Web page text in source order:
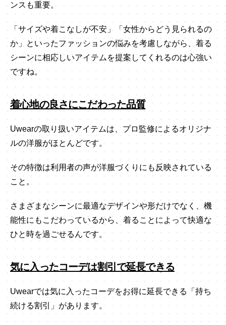
ンスも重要。
「サイズや着こなしが不安」「女性からどう見られるの
か」といったファッションの悩みを考慮しながら、着る
シーンに相応しいアイテムを提案してくれるのは心強い
ですね。
着心地の良さにこだわった品質
Uwearの取り扱いアイテムは、プロ監修によるオリジナ
ルの洋服がほとんどです。
その特徴は利用者の声が洋服づくりにも反映されている
こと。
さまざまなシーンに最適なデザインや形だけでなく、機
能性にもこだわっているから、着ることによって快適な
ひと時を過ごせるんです。
気に入ったコーデは割引で延長できる
Uwearでは気に入ったコーデをお得に延長できる「持ち
続ける割引」があります。